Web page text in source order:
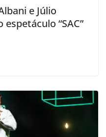
e Júlio
“SAC”